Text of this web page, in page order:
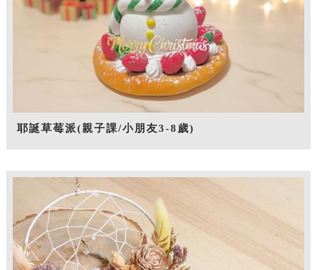
耶誕草莓派(親子課/小朋友3-8歲)